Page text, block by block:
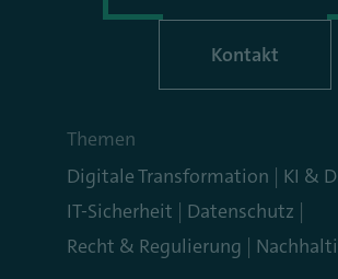
Kontakt
Themen
Digitale Transformation
KI &
IT-Sicherheit
Datenschutz
Recht & Regulierung